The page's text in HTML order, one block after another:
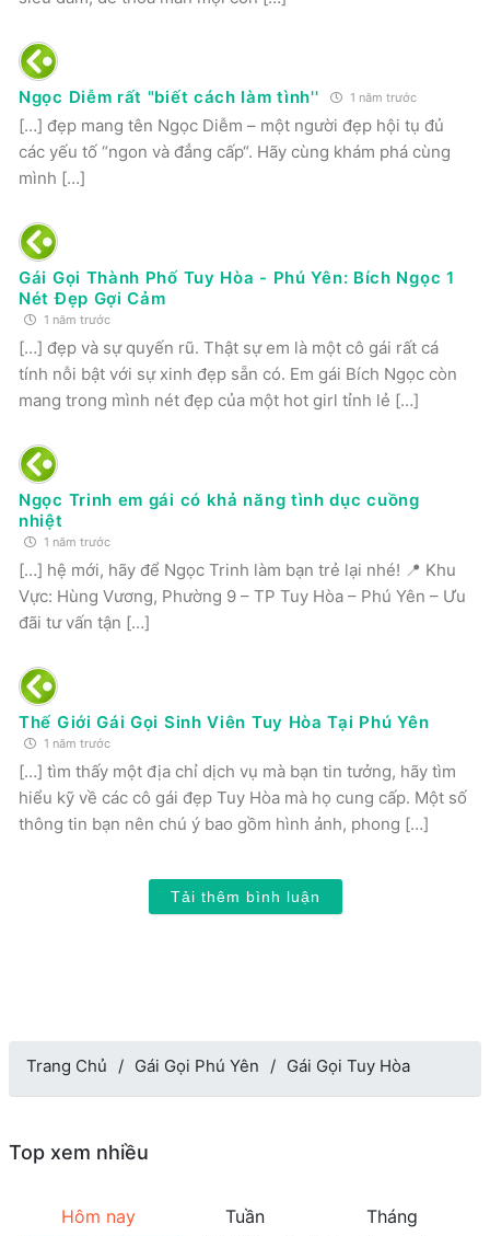
Ngọc Diễm rất "biết cách làm tình'' 1 năm trước
[…] đẹp mang tên Ngọc Diễm – một người đẹp hội tụ đủ
các yếu tố “ngon và đẳng cấp“. Hãy cùng khám phá cùng
mình […]
Gái Gọi Thành Phố Tuy Hòa - Phú Yên: Bích Ngọc 1
Nét Đẹp Gợi Cảm
1 năm trước
[…] đẹp và sự quyến rũ. Thật sự em là một cô gái rất cá
tính nỗi bật với sự xinh đẹp sẵn có. Em gái Bích Ngọc còn
mang trong mình nét đẹp của một hot girl tỉnh lẻ […]
Ngọc Trinh em gái có khả năng tình dục cuồng
nhiệt
1 năm trước
[…] hệ mới, hãy để Ngọc Trinh làm bạn trẻ lại nhé! 📍 Khu
Vực: Hùng Vương, Phường 9 – TP Tuy Hòa – Phú Yên – Ưu
đãi tư vấn tận […]
Thế Giới Gái Gọi Sinh Viên Tuy Hòa Tại Phú Yên
1 năm trước
[…] tìm thấy một địa chỉ dịch vụ mà bạn tin tưởng, hãy tìm
hiểu kỹ về các cô gái đẹp Tuy Hòa mà họ cung cấp. Một số
thông tin bạn nên chú ý bao gồm hình ảnh, phong […]
Tải thêm bình luận
Trang Chủ Gái Gọi Phú Yên Gái Gọi Tuy Hòa
Top xem nhiều
Hôm nay Tuần Tháng